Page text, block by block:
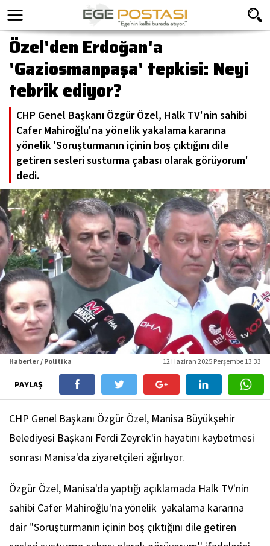
Özel'den Erdoğan'a
'Gaziosmanpaşa' tepkisi: Neyi
tebrik ediyor?
CHP Genel Başkanı Özgür Özel, Halk TV'nin sahibi
Cafer Mahiroğlu'na yönelik yakalama kararına
yönelik 'Soruşturmanın içinin boş çıktığını dile
getiren sesleri susturma çabası olarak görüyorum'
dedi.
Haberler / Politika 12 Haziran 2025 Perşembe 13:33
PAYLAŞ
CHP Genel Başkanı Özgür Özel, Manisa Büyükşehir
Belediyesi Başkanı Ferdi Zeyrek'in hayatını kaybetmesi
sonrası Manisa'da ziyaretçileri ağırlıyor.
Özgür Özel, Manisa'da yaptığı açıklamada Halk TV'nin
sahibi Cafer Mahiroğlu'na yönelik yakalama kararına
dair ''Soruşturmanın içinin boş çıktığını dile getiren